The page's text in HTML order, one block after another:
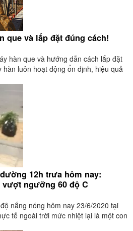
que và lắp đặt đúng cách!
hàn que và hướng dẫn cách lắp đặt
luôn hoạt động ổn định, hiệu quả
12h trưa hôm nay:
ngưỡng 60 độ C
nắng nóng hôm nay 23/6/2020 tại
tế ngoài trời mức nhiệt lại là một con